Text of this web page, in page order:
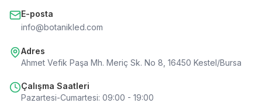
E-posta
info@botanikled.com
Adres
Ahmet Vefik Paşa Mh. Meriç Sk. No 8, 16450 Kestel/Bursa
Çalışma Saatleri
Pazartesi-Cumartesi: 09:00 - 19:00